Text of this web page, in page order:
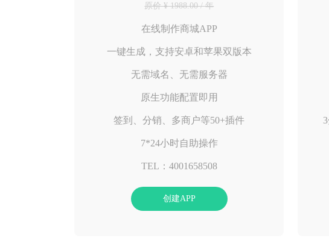
原价 ¥ 1988.00 / 年
在线制作商城APP
一键生成，支持安卓和苹果双版本
无需域名、无需服务器
原生功能配置即用
签到、分销、多商户等50+插件
7*24小时自助操作
TEL：4001658508
创建APP